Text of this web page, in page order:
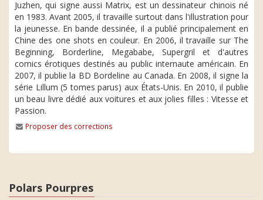
Juzhen, qui signe aussi Matrix, est un dessinateur chinois né
en 1983. Avant 2005, il travaille surtout dans l'illustration pour
la jeunesse. En bande dessinée, il a publié principalement en
Chine des one shots en couleur. En 2006, il travaille sur The
Beginning, Borderline, Megababe, Supergril et d'autres
comics érotiques destinés au public internaute américain. En
2007, il publie la BD Bordeline au Canada. En 2008, il signe la
série Lillum (5 tomes parus) aux États-Unis. En 2010, il publie
un beau livre dédié aux voitures et aux jolies filles : Vitesse et
Passion.
Proposer des corrections
Polars Pourpres